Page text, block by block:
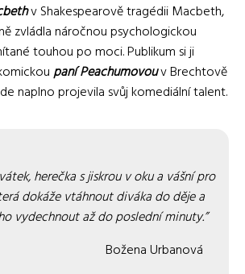
v Shakespearově tragédii Macbeth,
zvládla náročnou psychologickou
touhou po moci. Publikum si ji
paní Peachumovouv Brechtově
naplno projevila svůj komediální talent.
herečka s jiskrou v oku a vášní pro
dokáže vtáhnout diváka do děje a
vydechnout až do poslední minuty.
Božena Urbanová